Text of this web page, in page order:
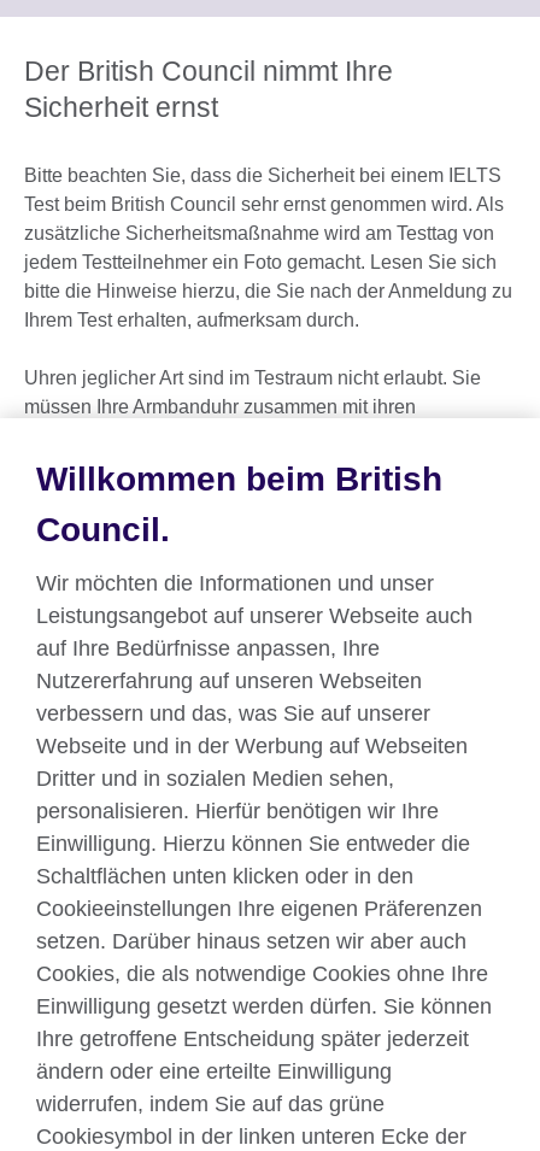
information
available.
Der British Council nimmt Ihre
Sicherheit ernst
Bitte beachten Sie, dass die Sicherheit bei einem IELTS
Test beim British Council sehr ernst genommen wird. Als
zusätzliche Sicherheitsmaßnahme wird am Testtag von
jedem Testteilnehmer ein Foto gemacht. Lesen Sie sich
bitte die Hinweise hierzu, die Sie nach der Anmeldung zu
Ihrem Test erhalten, aufmerksam durch.
Uhren jeglicher Art sind im Testraum nicht erlaubt. Sie
müssen Ihre Armbanduhr zusammen mit ihren
lassen. Im Testraum ist eine Uhr vorhanden.
Teilen
Über uns
Englisch unterrichten
Kontakt
Facebook Twitter
YouTube
TikTok
Willkommen beim British
Council.
Wir möchten die Informationen und unser
Leistungsangebot auf unserer Webseite auch
auf Ihre Bedürfnisse anpassen, Ihre
Nutzererfahrung auf unseren Webseiten
verbessern und das, was Sie auf unserer
Webseite und in der Werbung auf Webseiten
Dritter und in sozialen Medien sehen,
personalisieren. Hierfür benötigen wir Ihre
Einwilligung. Hierzu können Sie entweder die
Schaltflächen unten klicken oder in den
Cookieeinstellungen Ihre eigenen Präferenzen
setzen. Darüber hinaus setzen wir aber auch
Cookies, die als notwendige Cookies ohne Ihre
Einwilligung gesetzt werden dürfen. Sie können
Ihre getroffene Entscheidung später jederzeit
ändern oder eine erteilte Einwilligung
widerrufen, indem Sie auf das grüne
Cookiesymbol in der linken unteren Ecke der